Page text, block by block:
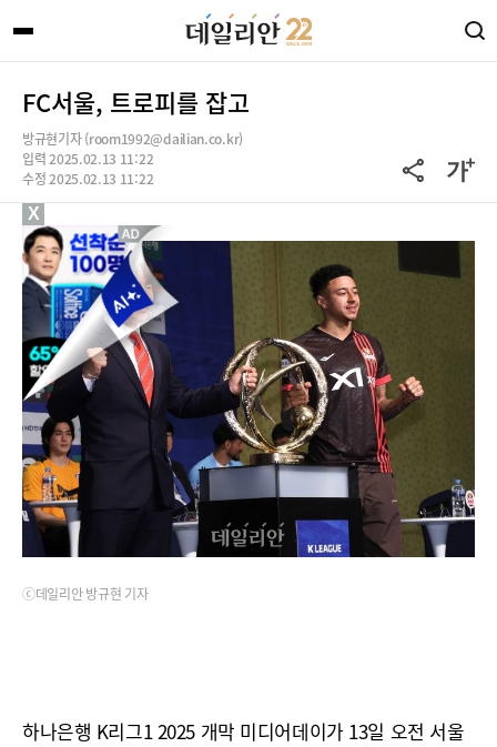
FC서울, 트로피를 잡고
방규현기자 (room1992@dailian.co.kr)
입력 2025.02.13 11:22
수정 2025.02.13 11:22
ⓒ데일리안 방규현 기자
하나은행 K리그1 2025 개막 미디어데이가 13일 오전 서울
X